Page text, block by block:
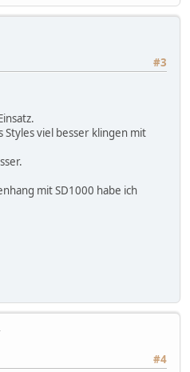
#3
Styles viel besser klingen mit
mit SD1000 habe ich
#4